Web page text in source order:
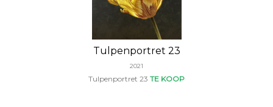
Tulpenportret 23
2021
Tulpenportret 23 TE KOOP